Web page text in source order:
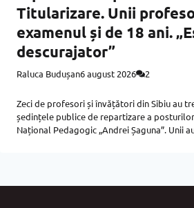
Titularizare. Unii
examenul și de 18 ani.
descurajator”
Raluca Budușan6 august 2026 2
Zeci de profesori și învățători din Sibiu au
ședințele publice de repartizare a
Național Pedagogic „Andrei Șaguna”. Unii